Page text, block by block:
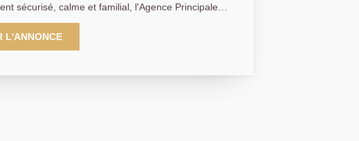
sécurisé, calme et familial, l'Agence Principale
maison aux nombreux atouts. Au rez-
une belle pièce de vie ouvrant sur
jardin exposés sud-est, offrant une vue dégagée
L'ANNONCE